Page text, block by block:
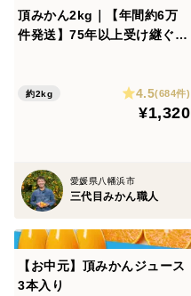
頂みかん2kg｜【年間約6万
件発送】75年以上受け継ぐ、
約2kg 4.5(684件)
¥1,320
愛媛県八幡浜市
三代目みかん職人
【お中元】頂みかんジュース
3本入り